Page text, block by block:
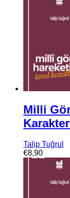
Milli
Talip Tuğrul
€8,90